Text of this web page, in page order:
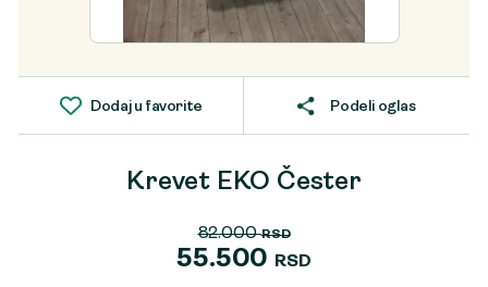
Dodaj u favorite Podeli oglas
Krevet EKO Čester
82.000RSD
Originalna
55.500
RSD